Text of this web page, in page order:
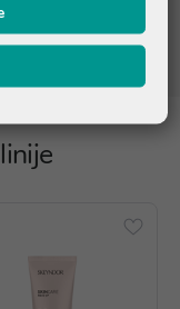
da su sastojci